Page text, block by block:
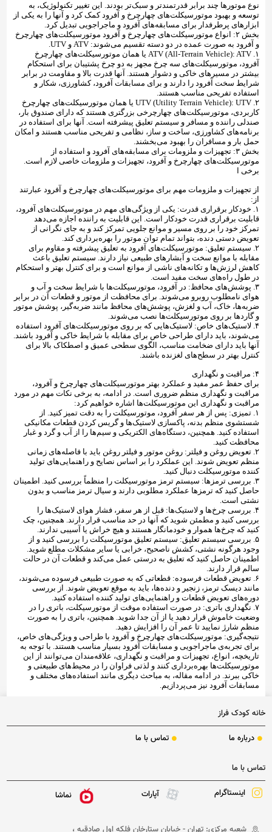
نوع موتورها چند برابر قدرتمندتر و سبک‌تر بودند. این تغییر تکنولوژیک، به
توسعه و بهبود موتورسیکلت‌های چهارچرخ و آفرود کمک کرد و آنها را به یکی از
ابزارهای پرطرفدار برای مسابقه‌های آفرود و ماجراجویی تبدیل کرد.
بخش ۲: انواع موتورسیکلت‌های چهارچرخ و آفرود موتورسیکلت‌های چهارچرخ
و آفرود به صورت عمده در دو دسته تقسیم می‌شوند: ATV و UTV.
۱. ATV (All-Terrain Vehicle): ATV یا همان موتورسیکلت‌های چهارچرخ
آفرود، موتورسیکلت‌های سه چرخ مجهز به دو چرخ پشتیبان برای استحکام
بیشتر در مسیرهای خاکی و دشوار هستند. آنها قدرت بالا و مقاومت در برابر
شرایط سخت آفرود را دارند و برای مسابقات آفرود، کشاورزی، شکار و
استفاده تفریحی مناسب هستند.
۲. UTV (Utility Terrain Vehicle): UTV یا همان موتورسیکلت‌های چهارچرخ
کاربردی، موتورسیکلت‌های چهارچرخی بزرگتری هستند که دارای صندوق بار،
صندلی راننده و مسافر و سیستم تعلیق پیشرفته است. آنها برای استفاده در
برنامه‌های کشاورزی، ساخت و ساز، نظامی و تفریحی مناسب هستند و امکان
حمل بار و مسافران را بهبود می‌بخشند.
بخش ۳: تجهیزات و ملزومات برای مسابقه‌های آفرود و استفاده از
موتورسیکلت‌های چهارچرخ و آفرود، تجهیزات و ملزومات خاصی لازم است.
برخی ا
از تجهیزات و ملزومات مهم برای موتورسیکلت‌های چهارچرخ و آفرود عبارتند
از:
۱. خودکار برقراری قدرت: یکی از ویژگی‌های مهم در موتورسیکلت‌های آفرود،
قابلیت برقراری قدرت خودکار است. این قابلیت به راننده اجازه می‌دهد
تمرکز خود را بر روی مسیر و موانع جلویی تمرکز کند و به جای نگرانی از
تعویض دستی دنده، بتواند تمام توان موتور را بهره‌برداری کند.
۲. سیستم تعلیق: موتورسیکلت‌های آفرود به تعلیق پیشرفته و مقاوم برای
مقابله با موانع سخت و آبشارهای طبیعی نیاز دارند. سیستم تعلیق باعث
کاهش لرزش‌ها و تکانه‌های ناشی از موانع است و برای کنترل بهتر و استحکام
در طول راه‌های سخت مفید است.
۳. پوشش‌های محافظ: در آفرود، موتورسیکلت‌ها با شرایط سخت و آب و
هوای نامطلوب روبرو می‌شوند. برای محافظت از موتور و قطعات آن در برابر
ضربه‌ها، خاک، آب و لغزش، پوشش‌های محافظ مانند ضربه‌گیر، پوشش موتور
و گارد‌ها بر روی موتورسیکلت‌ها نصب می‌شوند.
۴. لاستیک‌های خاص: لاستیک‌هایی که بر روی موتورسیکلت‌های آفرود استفاده
می‌شوند، باید دارای طراحی خاص برای مقابله با شرایط خاکی و آفرود باشند.
آنها باید دارای ضخامت مناسب، الگوی سطحی عمیق و اصطکاک بالا برای
کنترل بهتر در سطح‌های لغزنده باشند.
۴: مراقبت و نگهداری
برای حفظ عمر مفید و عملکرد بهتر موتورسیکلت‌های چهارچرخ و آفرود،
مراقبت و نگهداری منظم ضروری است. در ادامه، به برخی نکات مهم در مورد
مراقبت و نگهداری این موتورسیکلت‌ها اشاره خواهیم کرد:
۱. تمیزی: پس از هر سفر آفرود، موتورسیکلت را به دقت تمیز کنید. از
شستشوی منظم بدنه، پاکسازی لاستیک‌ها و گریس کردن قطعات مکانیکی
استفاده کنید. همچنین، دستگاه‌های الکتریکی و سیم‌ها را از آب و گرد و غبار
محافظت کنید.
۲. تعویض روغن و فیلتر: روغن موتور و فیلتر روغن باید با فاصله‌های زمانی
منظم تعویض شوند. این عملکرد را بر اساس نصایح و راهنمایی‌های تولید
کننده موتورسیکلت دنبال کنید.
۳. بررسی ترمز‌ها: سیستم ترمز موتورسیکلت را منظماً بررسی کنید. اطمینان
حاصل کنید که ترمزها عملکرد مطلوبی دارند و سیال ترمز مناسب و بدون
نشتی است.
۴. بررسی چرخ‌ها و لاستیک‌ها: قبل از هر سفر، فشار هوای لاستیک‌ها را
بررسی کنید و مطمئن شوید که آنها در حد مناسب قرار دارند. همچنین، چک
کنید که چرخ‌ها هموار و خودمانگار هستند و هیچ خراش یا آسیبی ندارند.
۵. بررسی سیستم تعلیق: سیستم تعلیق موتورسیکلت را بررسی کنید و از
وجود هرگونه نشتی، کشش ناصحیح، خرابی یا سایر مشکلات مطلع شوید.
اطمینان حاصل کنید که تعلیق به درستی عمل می‌کند و قطعات آن در حالت
سالم قرار دارند.
۶. تعویض قطعات فرسوده: قطعاتی که به صورت طبیعی فرسوده می‌شوند،
مانند دیسک ترمز، زنجیر و دنده‌ها، باید به موقع تعویض شوند. از بررسی
دوره‌های تعویض قطعات و راهنمایی‌های تولید کننده استفاده کنید.
۷. نگهداری باتری: در صورت استفاده موقت از موتورسیکلت، باتری را در
وضعیت خاموش قرار دهید یا از آن جدا شوید. همچنین، باتری را به صورت
منظم شارژ نمایید تا عمر آن را افزایش دهید.
نتیجه‌گیری: موتورسیکلت‌های چهارچرخ و آفرود با طراحی و ویژگی‌های خاص،
برای تجربه‌ی ماجراجویی و مسابقات آفرود بسیار مناسب هستند. با توجه به
تاریخچه، انواع، تجهیزات و مراقبت و نگهداری، علاقه‌مندان می‌توانند از این
موتورسیکلت‌ها بهره‌برداری کنند و لذتی فراوان را در محیط‌های طبیعتی و
خاکی ببرند. در ادامه مقاله، به مباحث دیگری مانند استفاده‌های مختلف و
مسابقات آفرود نیز می‌پردازیم.
خانه کودک فراز
درباره ما تماس با ما
تماس با ما
اینستاگرام آپارات نماشا
شعبه مرکزی: تهران - خیابان ستارخان فلکه اول صادقیه ،